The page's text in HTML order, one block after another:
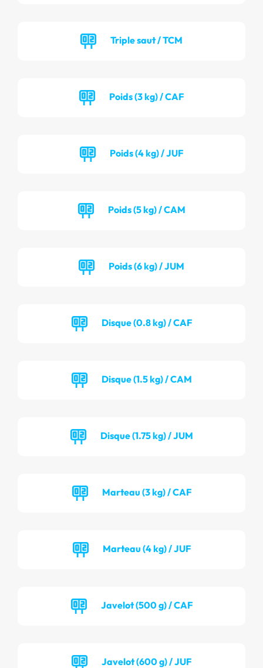
Triple saut / TCM
Poids (3 kg) / CAF
Poids (4 kg) / JUF
Poids (5 kg) / CAM
Poids (6 kg) / JUM
Disque (0.8 kg) / CAF
Disque (1.5 kg) / CAM
Disque (1.75 kg) / JUM
Marteau (3 kg) / CAF
Marteau (4 kg) / JUF
Javelot (500 g) / CAF
Javelot (600 g) / JUF